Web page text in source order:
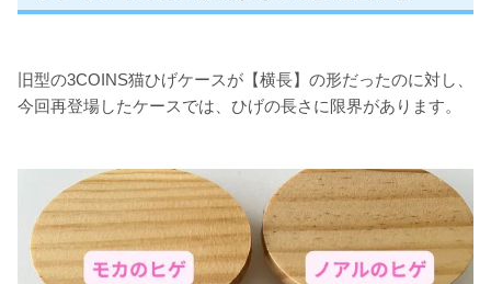
旧型の3COINS猫ひげケースが【横長】の形だったのに対し、
今回再登場したケースでは、ひげの長さに限界があります。